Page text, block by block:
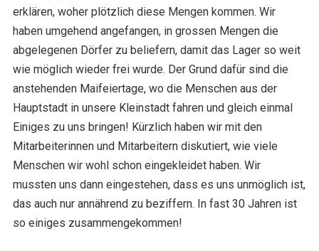
erklären, woher plötzlich diese Mengen kommen. Wir
haben umgehend angefangen, in grossen Mengen die
abgelegenen Dörfer zu beliefern, damit das Lager so weit
wie möglich wieder frei wurde. Der Grund dafür sind die
anstehenden Maifeiertage, wo die Menschen aus der
Hauptstadt in unsere Kleinstadt fahren und gleich einmal
Einiges zu uns bringen! Kürzlich haben wir mit den
Mitarbeiterinnen und Mitarbeitern diskutiert, wie viele
Menschen wir wohl schon eingekleidet haben. Wir
mussten uns dann eingestehen, dass es uns unmöglich ist,
das auch nur annährend zu beziffern. In fast 30 Jahren ist
so einiges zusammengekommen!